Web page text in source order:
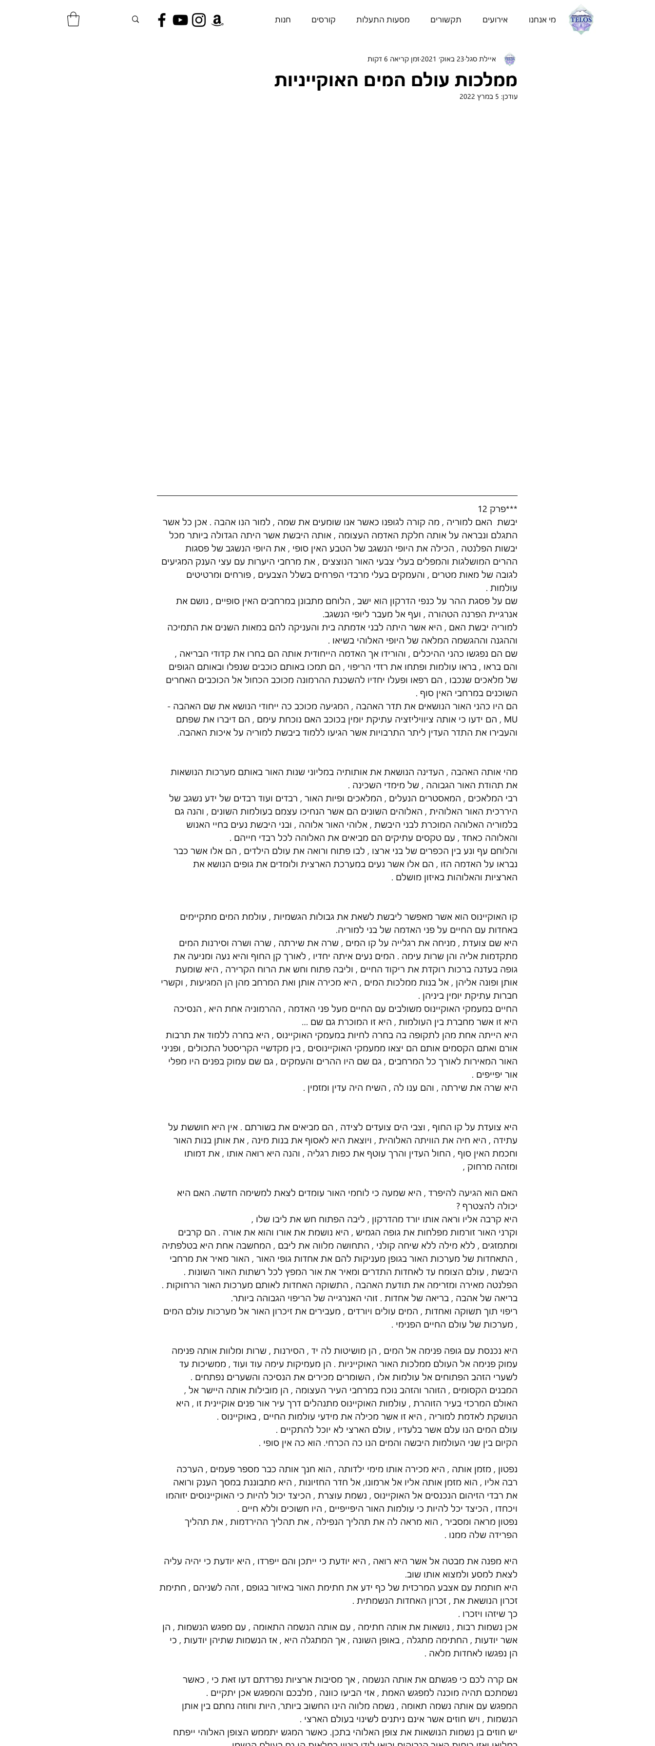
מי אנחנו אירועים תקשורים מסעות התעלות קורסים חנות
ממלכות עולם המים האוקייניות
איילת סגל 23 באוק׳ 2021 זמן קריאה 6 דקות
עודכן: 5 במרץ 2022
***פרק 12
יבשת  האם למוריה , מה קורה לגופנו כאשר אנו שומעים את שמה , למור הנו אהבה . אכן כל אשר
התגלם ונבראה על אותה חלקת האדמה העצומה , אותה היבשת אשר היתה הגדולה ביותר מכל
יבשות הפלנטה , הכילה את היופי הנשגב של הטבע האין סופי , את היופי הנשגב של פסגות
ההרים המושלגות והמפלים בעלי צבעי האור הנוצצים , את מרחבי היערות עם עצי הענק המגיעים
לגובה של מאות מטרים , והעמקים בעלי מרבדי הפרחים בשלל הצבעים , פורחים ומרטיטים
עולמות .
שם על פסגת ההר על כנפי הדרקון הוא ישב , הלוחם מתבונן במרחבים האין סופיים , נושם את
אנרגיית הפרנה הטהורה , ועף אל מעבר ליופי הנשגב.
למוריה יבשת האם , היא אשר היתה לבני אדמתה בית והעניקה להם במאות השנים את התמיכה
וההגנה וההגשמה המלאה של היופי האלוהי בשיאו .
שם הם נפגשו כהני ההיכלים , והורידו אך האדמה הייחודית אותה הם בחרו את קדודי הבריאה ,
והם בראו , בראו עולמות ופתחו את רזדי הריפוי , הם תמכו באותם כוכבים שנפלו ובאותם הגופים
של מלאכים שנכבו , הם רפאו ופעלו יחדיו להשכנת ההרמונה מכוכב הכחול אל הכוכבים האחרים
השוכנים במרחבי האין סוף .
הם היו כהני האור הנושאים את תדר האהבה , המגיעה מכוכב כה ייחודי הנושא את שם האהבה -
MU , הם ידעו כי אותה ציוויליזציה עתיקת יומין בכוכב האם נוכחת עימם , הם דיברו את שפתם
והעבירו את התדר העדין ליתר התרבויות אשר הגיעו ללמוד ביבשת למוריה על איכות האהבה.
מהי אותה האהבה , העדינה הנושאת את אותותיה במליוני שנות האור באותם מערכות הנושאות
את תהודת האור הגבוהה , של מימדי השכינה .
רבי המלאכים , המאסטרים הנעלים , המלאכים ופיות האור , רבדים ועוד רבדים של ידע נשגב של
היררכית האור האלוהית , האלוהים השונים הם אשר הנחיכו עצמם בעולמות השונים , והנה גם
בלמוריה האלוהה המוכרת לבני היבשת , אלוהי האור אלוהה , ובני היבשת נעים בחיי האנוש
והאלוהה כאחד , עם טקסים עתיקים הם מביאים את האלוהה לכל רבדי חייהם .
והלוחם עף ונע בין הכפרים של בני ארצו , לבו פתוח ורואה את עולם הילדים , הם אלו אשר כבר
נבראו על האדמה הזו , הם אלו אשר נעים במערכת הארצית ולומדים את גופים הנושא את
הארציות והאלוהות באיזון מושלם .
קו האוקיינוס הוא אשר מאפשר ליבשת לשאת את גבולות הגשמיות , עולמת המים מתקיימים
באחדות עם החיים על פני האדמה של בני למוריה.
היא שם צועדת , מניחה את רגלייה על קו המים , שרה את שירתה , שרה ושרה וסירנות המים
מתקדמות אליה והן שרות עימה . המים נעים איתה יחדיו , לאורך קן החוף והיא נעה ומניעה את
גופה בעדנה ברכות רוקדת את ריקוד החיים , וליבה פתוח וחש את הרוח הקרירה , היא שומעת
אותן ופונה אליהן , אל בנות ממלכות המים , היא מכירה אותן ואת המרחב מהן הן המגיעות , וקשרי
חברות עתיקת יומין ביניהן .
החיים במעמקי האוקיינוס משולבים עם החיים מעל פני האדמה , ההרמוניה אחת היא , הנסיכה
היא זו אשר מחברת בין העולמות , היא זו המוכרת גם שם …
היא הייתה אחת מהן לתקופה בה בחרה לחיות במעמקי האוקיינוס , היא בחרה ללמוד את תרבות
אורם ואתם הקסמים אותם הם יצאו ממעמקי האוקיינוסים , בין מקדשיי הקריסטל התכולים , ופניני
האור המאירות לאורך כל המרחבים , גם שם היו ההרים והעמקים , גם שם עמוק בפנים היו מפלי
אור יפייפים .
היא שרה את שירתה , והם ענו לה , השיח היה עדין ומזמין .
היא צועדת על קו החוף , וצבי הים צועדים לצידה , הם מביאים את בשורתם . אין היא חוששת על
עתידה , היא חיה את הוויתה האלוהית , ויוצאת היא לאסוף את בנות מינה , את אותן בנות האור
וחכמת האין סוף , החול העדין והרך עוטף את כפות רגליה , והנה היא רואה אותו , את דמותו
ומזהה מרחוק ,
האם הוא הגיעה להיפרד , היא שמעה כי לוחמי האור עומדים לצאת למשימה חדשה. האם היא
יכולה להצטרף ?
היא קרבה אליו וראה אותו יורד מהדרקון , ליבה הפתוח חש את ליבו שלו ,
וקרני האור זורמות מפלחות את גופה הגמיש , היא נושמת את אורו והוא את אורה . הם קרבים
ומתמזגים , ללא מילה ללא שיחה קולני , התחושה מלווה את ליבם , המחשבה אחת היא בטלפתיה
, התאחדות של מערכות האור בגופן מעניקות להם את אחדות גופי האור , האור מאיר את מרחבי
היבשת , עולם הצומח עד לאחדות התדרים ומאיר את אור המפץ לכל רשתות האור השונות .
הפלנטה מאירה ומזרימה את תודעת האהבה , התשוקה האחדות לאותם מערכות האור הרחוקות .
בריאה של אהבה , בריאה של אחדות . זוהי האנרגייה של הריפוי הגבוהה ביותר.
ריפוי תוך תשוקה ואחדות , המים עולים ויורדים , מעבירים את זיכרון האור אל מערכות עולם המים
, מערכות של עולם החיים הפנימי .
היא נכנסת עם גופה פנימה אל המים , הן מושיטות לה יד , הסירנות , שרות ומלוות אותה פנימה
עמוק פנימה אל העולם ממלכות האור האוקייניות . הן מעמיקות עימה עוד ועוד , ממשיכות עד
לשערי הזהב הפתוחים אל עולמות אלו , השומרים מכירים את הנסיכה והשערים נפתחים .
המבנים הקסומים , הזוהר והזהב נוכח במרחבי העיר העצומה , הן מובילות אותה היישר אל ,
האולם המרכזי בעיר הזוהרת , עולמות האוקיינוס מתנהלים דרך עיר אור פנים אוקיינית זו , היא
הנושקת לאדמת למוריה , היא זו אשר מכילה את מידעי עולמות החיים , באוקיינוס .
עולם המים הנו עלם אשר בלעדיו , עולם הארצי לא יוכל להתקיים .
הקיום בין שני העולמות היבשה והמים הנו כה הכרחי. הוא כה אין סופי .
נפטון , מזמן אותה , היא מכירה אותו מימי ילדותה , הוא חנך אותה כבר מספר פעמים , הערכה
רבה אליו , הוא מזמן אותה אליו אל ארמונו, אל חדר החזיונות , היא מתבוננת במסך הענק ורואה
את רבדי הזיהום הנכנסים אל האוקיינוס , נשמת עוצרת , הכיצד יכול להיות כי האוקיינוסים יזוהמו
ויכחדו , הכיצד יכל להיות כי עולמות האור היפייפיים , היו חשוכים וללא חיים .
נפטון מראה ומסביר , הוא מראה לה את תהליך הנפילה , את תהליך ההירדמות , את תהליך
הפרידה שלה ממנו .
היא מפנה את מבטה אל אשר היא רואה , היא יודעת כי ייתכן והם ייפרדו , היא יודעת כי יהיה עליה
לצאת למסע ולמצוא אותו שוב.
היא חותמת עם אצבע המרכזית של כף ידע את חתימת האור באיזור בגופם , זהה לשניהם , חתימת
זכרון הנושאת את , זכרון האחדות הנשמתית .
כך שיזהו ויזכרו .
אכן נשמות רבות , נושאות את אותה חתימה , עם אותה הנשמה התאומה , עם מפגש הנשמות , הן
אשר יודעות , החתימה מתגלה , באופן השונה , אך המתגלה היא , אז הנשמות שתיהן יודעות , כי
הן נפגשו לאחדות מלאה .
אם קרה לכם כי פגשתם את אותה הנשמה , אך מסיבות ארציות נפרדתם דעו זאת כי , כאשר
נשמתכם תהיה מוכנה למפגש האמת , אזי הביעו כוונה , מלבכם והמפגש אכן יתקיים .
המפגש עם אותה נשמה תאומה , נשמה מלווה הינו החשוב ביותר, היות וחוזה נחתם בין אותן
הנשמות , ויש חוזים אשר אינם ניתנים לשינוי בעולם הארצי .
יש חוזים בן נשמות הנושאות את צופן האלוהי בתכן. כאשר המגש יתממש הצופן האלוהי ייפתח